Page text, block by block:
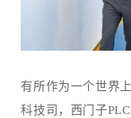
有所作为一个世界
科技司，西门子